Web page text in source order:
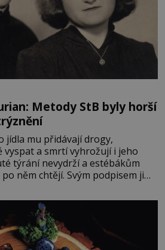
Metody StB byly horší
jídla mu přidávají drogy,
vyspat a smrtí vyhrožují i jeho
týrání nevydrží a estébákům
něm chtějí. Svým podpisem jim
Syn brněnského řezníka